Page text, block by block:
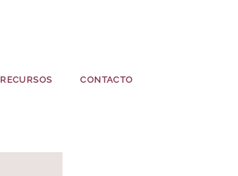
RECURSOS CONTACTO